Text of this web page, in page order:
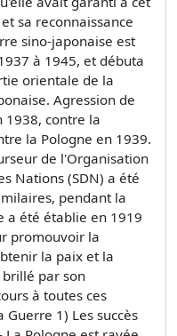
sa reconnaissance
sino-japonaise est
à 1945, et débuta
orientale de la
Agression de
1938, contre la
la Pologne en 1939.
de l'Organisation
Nations (SDN) a été
pendant la
a été établie en 1919
promouvoir la
la paix et la
brillé par son
à toutes ces
Guerre 1) Les succès